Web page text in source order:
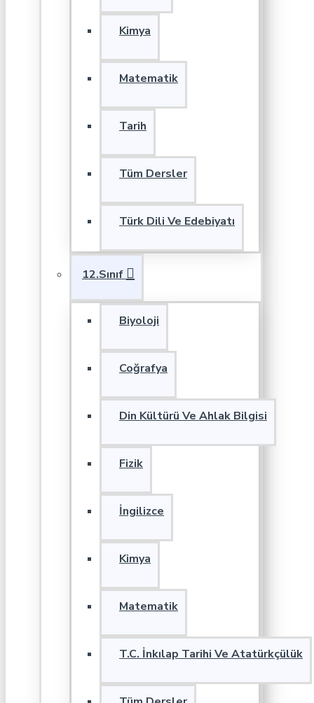
Kimya
Matematik
Tarih
Tüm Dersler
Türk Dili Ve Edebiyatı
12.Sınıf
Biyoloji
Coğrafya
Din Kültürü Ve Ahlak Bilgisi
Fizik
İngilizce
Kimya
Matematik
T.C. İnkılap Tarihi Ve Atatürkçülük